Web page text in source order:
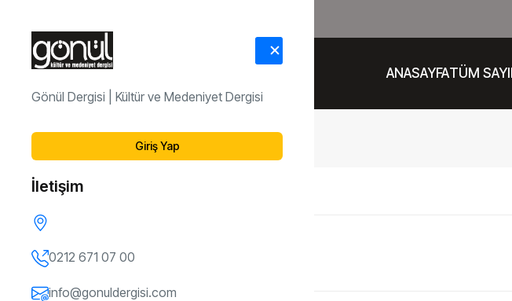
ANASAYFATÜM
Gönül Dergisi | Kültür ve Medeniyet Dergisi
Giriş Yap
İletişim
0212 671 07 00
info@gonuldergisi.com
Dergi Arşivi 167. Sayı
166. Sayı